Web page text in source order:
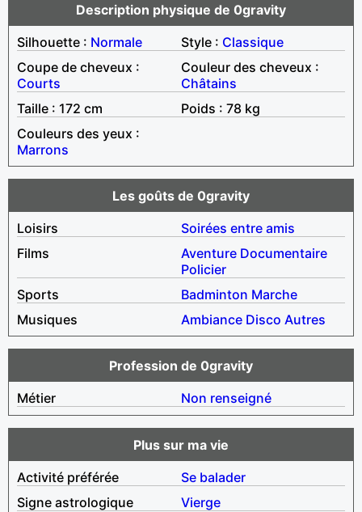
Description physique de 0gravity
Silhouette : Normale Style : Classique
Coupe de cheveux :
Courts
Couleur des cheveux :
Châtains
Taille : 172 cm
Poids : 78 kg
Couleurs des yeux :
Marrons
Les goûts de 0gravity
Loisirs
Soirées entre amis
Films
Aventure Documentaire
Policier
Sports
Badminton Marche
Musiques
Ambiance Disco Autres
Profession de 0gravity
Métier
Non renseigné
Plus sur ma vie
Activité préférée
Se balader
Signe astrologique
Vierge